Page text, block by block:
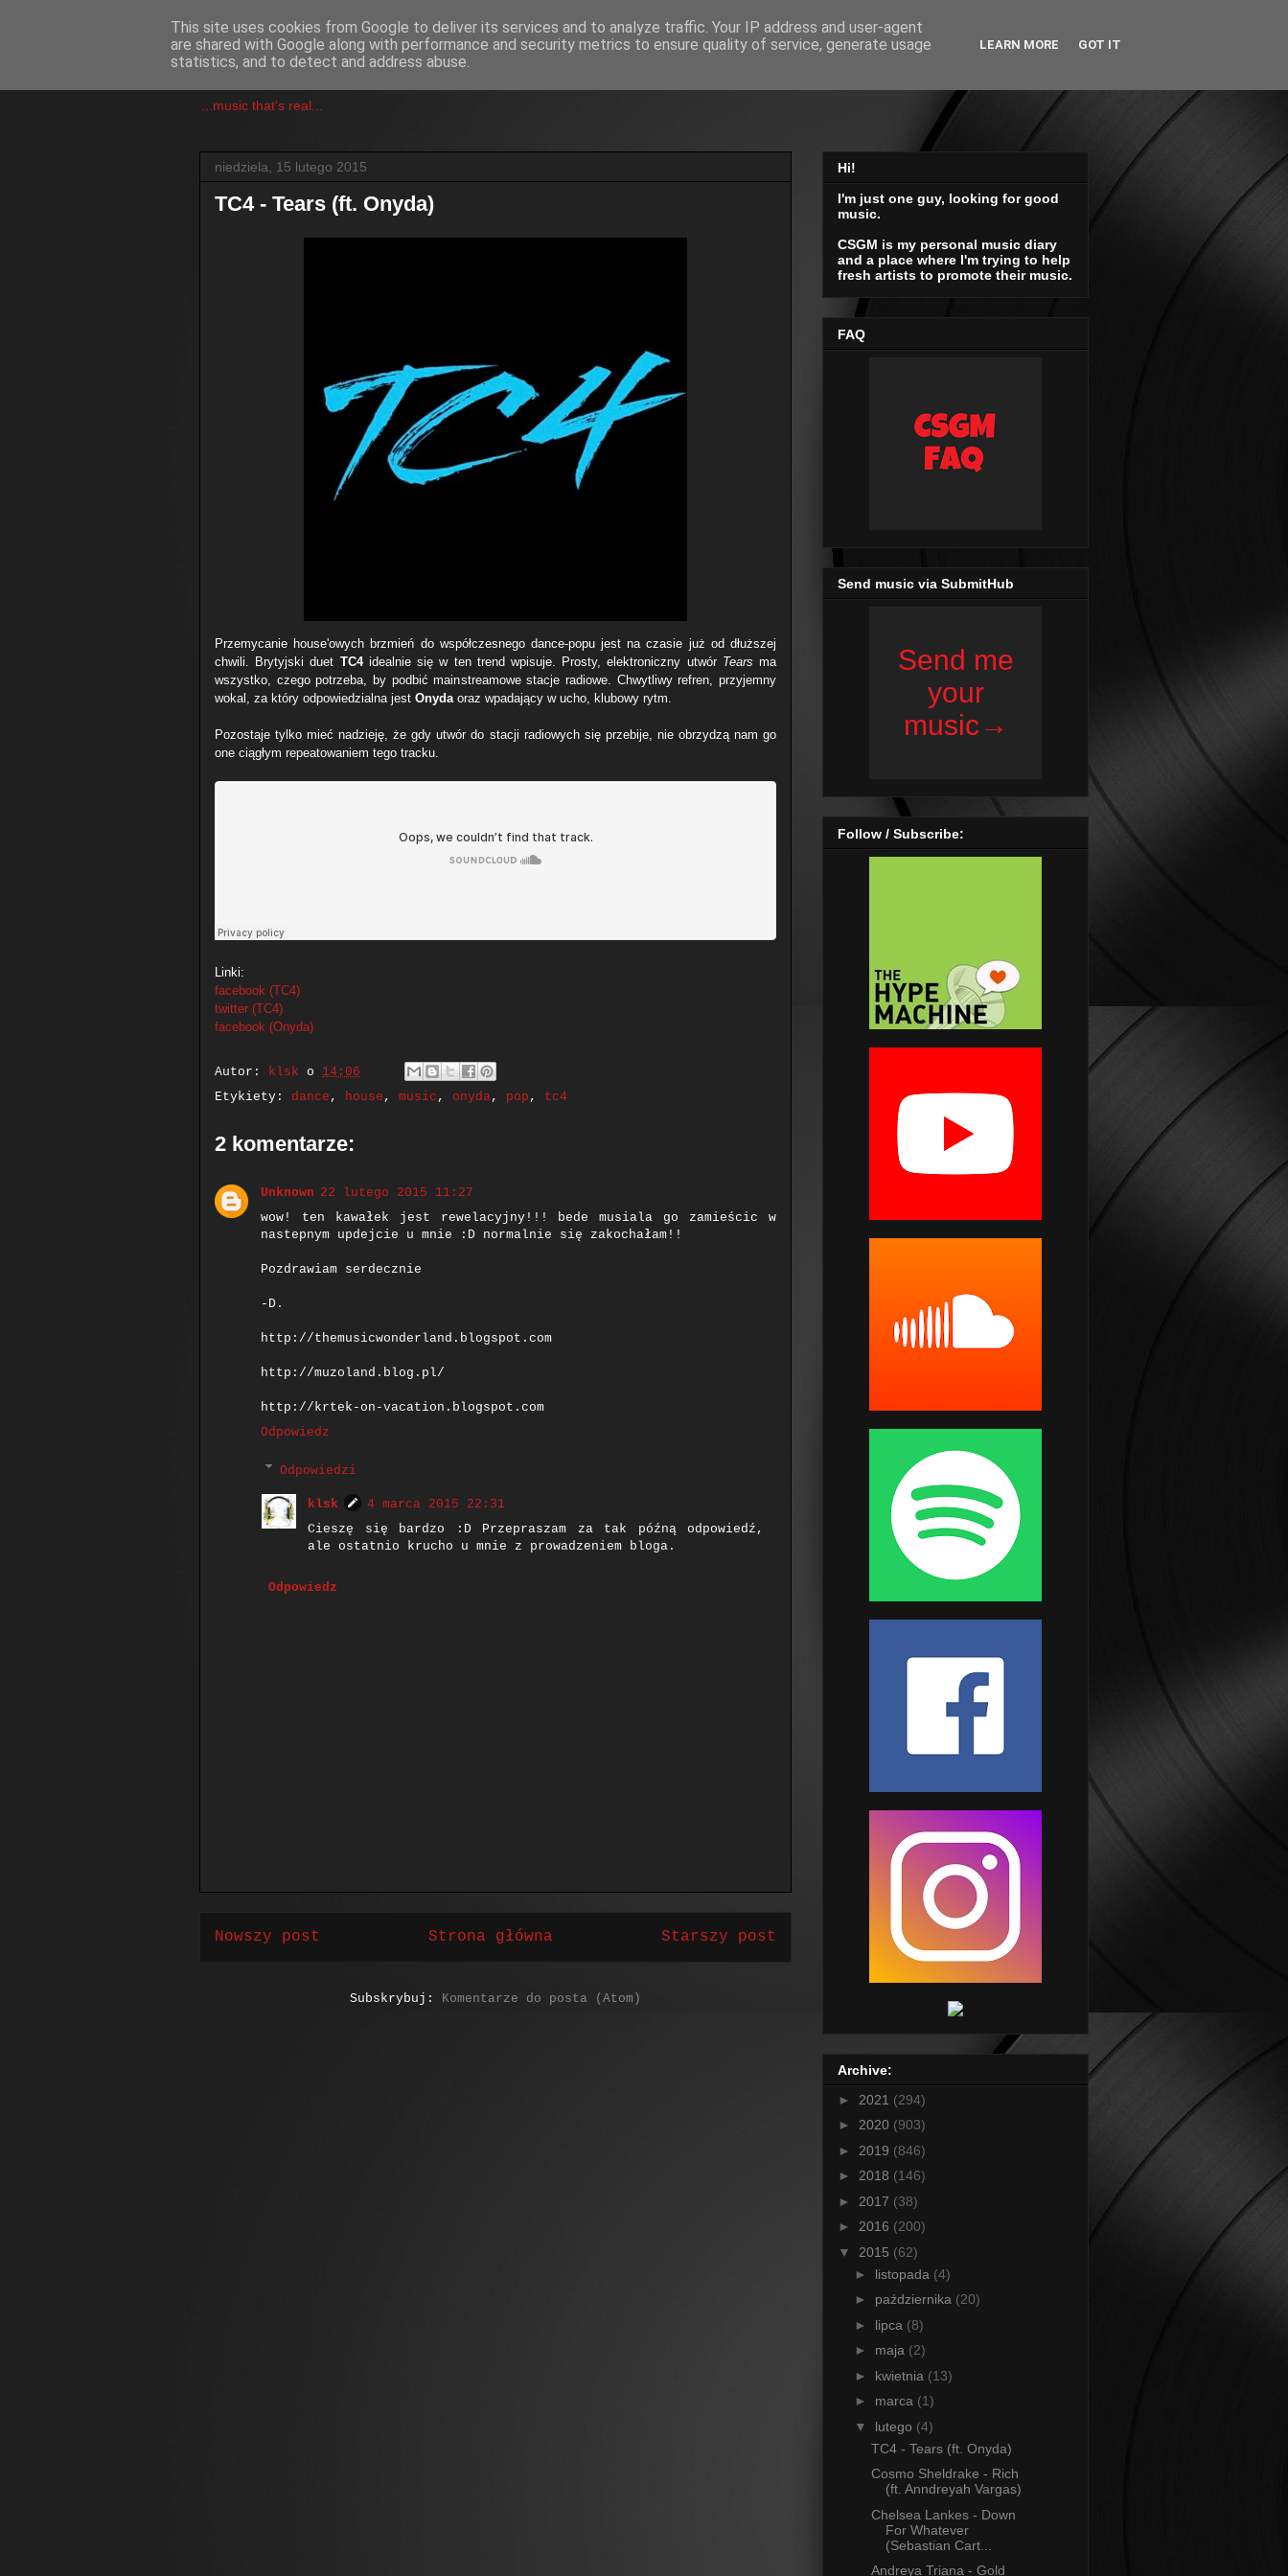
csgmblog
...music that's real...
niedziela, 15 lutego 2015
TC4 - Tears (ft. Onyda)
Przemycanie house'owych brzmień do współczesnego dance-popu jest na czasie już od dłuższej
chwili. Brytyjski duet TC4idealnie się w ten trend wpisuje. Prosty, elektroniczny utwór Tears ma
wszystko, czego potrzeba, by podbić mainstreamowe stacje radiowe. Chwytliwy refren, przyjemny
wokal, za który odpowiedzialna jest Onydaoraz wpadający w ucho, klubowy rytm.
Pozostaje tylko mieć nadzieję, że gdy utwór do stacji radiowych się przebije, nie obrzydzą nam go
one ciągłym repeatowaniem tego tracku.
Linki:
facebook (TC4)
twitter (TC4)
facebook (Onyda)
Autor: klsk o 14:06
Etykiety: dance , house , music , onyda, pop , tc4
2 komentarze:
Unknown 22 lutego 2015 11:27
wow! ten kawałek jest rewelacyjny!!! bede musiala go zamieścic w
nastepnym updejcie u mnie :D normalnie się zakochałam!!
Pozdrawiam serdecznie
-D.
http://themusicwonderland.blogspot.com
http://muzoland.blog.pl/
http://krtek-on-vacation.blogspot.com
Odpowiedz
Odpowiedzi
klsk
4 marca 2015 22:31
Cieszę się bardzo :D Przepraszam za tak późną odpowiedź,
ale ostatnio krucho u mnie z prowadzeniem bloga.
Odpowiedz
Nowszy post Starszy post
Strona główna
Subskrybuj: Komentarze do posta (Atom)
Hi!
I'm just one guy, looking for good
music.
CSGM is my personal music diary
and a place where I'm trying to help
fresh artists to promote their music.
FAQ
Send music via SubmitHub
Follow / Subscribe:
Archive:
► 2021 (294)
► 2020 (903)
► 2019 (846)
► 2018 (146)
► 2017 (38)
► 2016 (200)
▼ 2015 (62)
► listopada (4)
► października (20)
► lipca (8)
► maja (2)
► kwietnia (13)
► marca (1)
▼ lutego (4)
TC4 - Tears (ft. Onyda)
Cosmo Sheldrake - Rich
(ft. Anndreyah Vargas)
Chelsea Lankes - Down
For Whatever
(Sebastian Cart...
Andreya Triana - Gold
This site uses cookies from Google to deliver its services and to analyze traffic. Your IP address and user-agent
are shared with Google along with performance and security metrics to ensure quality of service, generate usage
statistics, and to detect and address abuse.
LEARN MORE GOT IT